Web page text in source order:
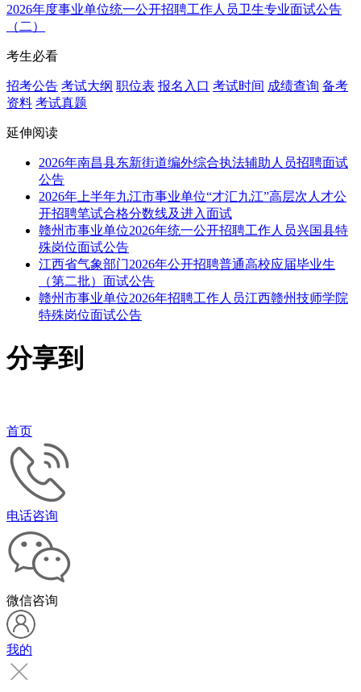
2026年度事业单位统一公开招聘工作人员卫生专业面试公告
（二）
考生必看
招考公告 考试大纲 职位表 报名入口 考试时间 成绩查询 备考
资料 考试真题
延伸阅读
2026年南昌县东新街道编外综合执法辅助人员招聘面试
公告
2026年上半年九江市事业单位“才汇九江”高层次人才公
开招聘笔试合格分数线及进入面试
赣州市事业单位2026年统一公开招聘工作人员兴国县特
殊岗位面试公告
江西省气象部门2026年公开招聘普通高校应届毕业生
（第二批）面试公告
赣州市事业单位2026年招聘工作人员江西赣州技师学院
特殊岗位面试公告
分享到
首页
电话咨询
微信咨询
我的